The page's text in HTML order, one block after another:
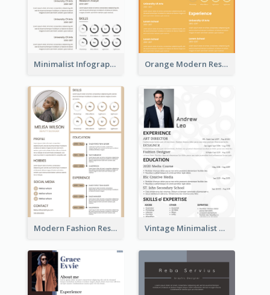
Minimalist Infographic Light Resume Orange Modern Resume
Modern Fashion Resume Vintage Minimalist Photography Resume